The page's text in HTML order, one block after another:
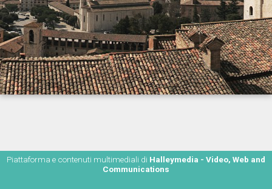
Piattaforma e contenuti multimediali di Halleymedia - Video, Web and
Communications